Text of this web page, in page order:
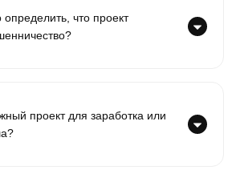
что проект
проект для заработка или